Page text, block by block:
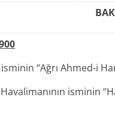
isminin “Ağrı Ahmed-i
isminin